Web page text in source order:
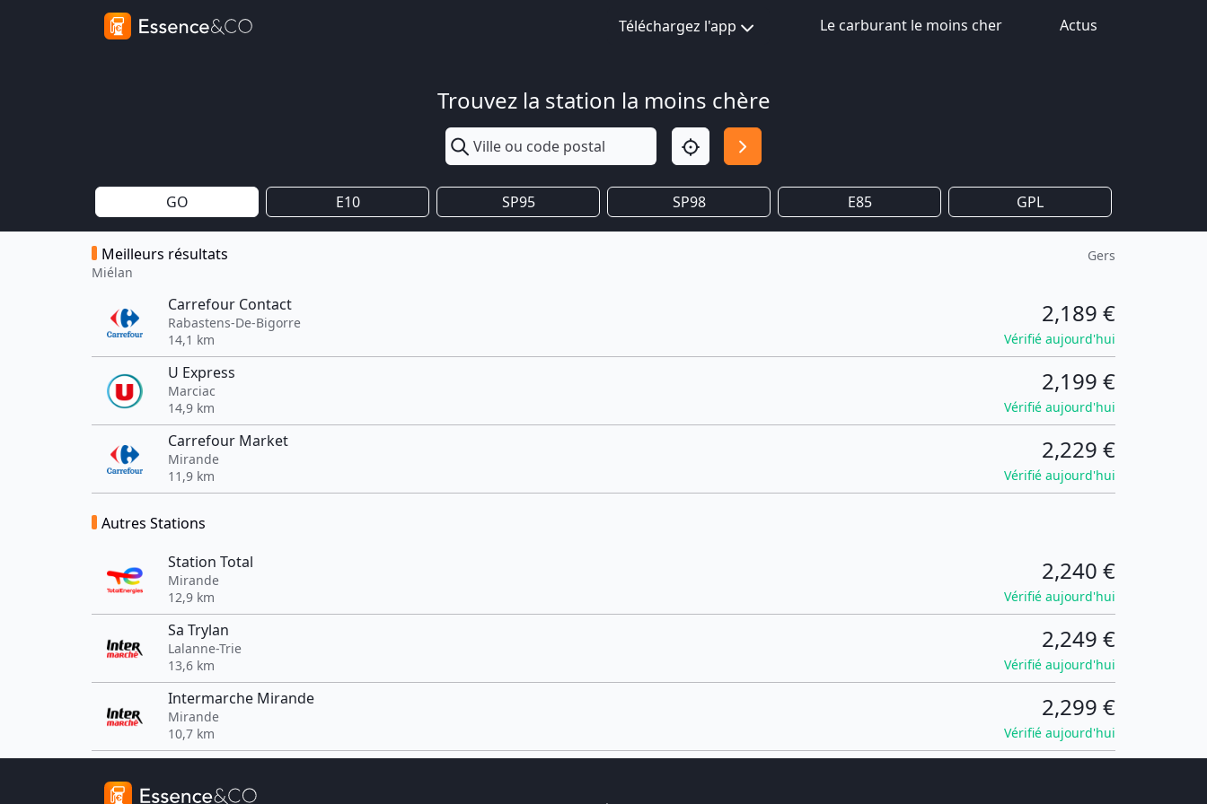
Téléchargez l'app Le carburant le moins cher Actus
Trouvez la station la moins chère
GO E10 SP95 SP98 E85 GPL
Meilleurs résultats
Miélan
Gers
Carrefour Contact
Rabastens-De-Bigorre
14,1 km
2,189 €
Vérifié aujourd'hui
U Express
Marciac
14,9 km
2,199 €
Vérifié aujourd'hui
Carrefour Market
Mirande
11,9 km
2,229 €
Vérifié aujourd'hui
Autres Stations
Station Total
Mirande
12,9 km
2,240 €
Vérifié aujourd'hui
Sa Trylan
Lalanne-Trie
13,6 km
2,249 €
Vérifié aujourd'hui
Intermarche Mirande
Mirande
10,7 km
2,299 €
Vérifié aujourd'hui